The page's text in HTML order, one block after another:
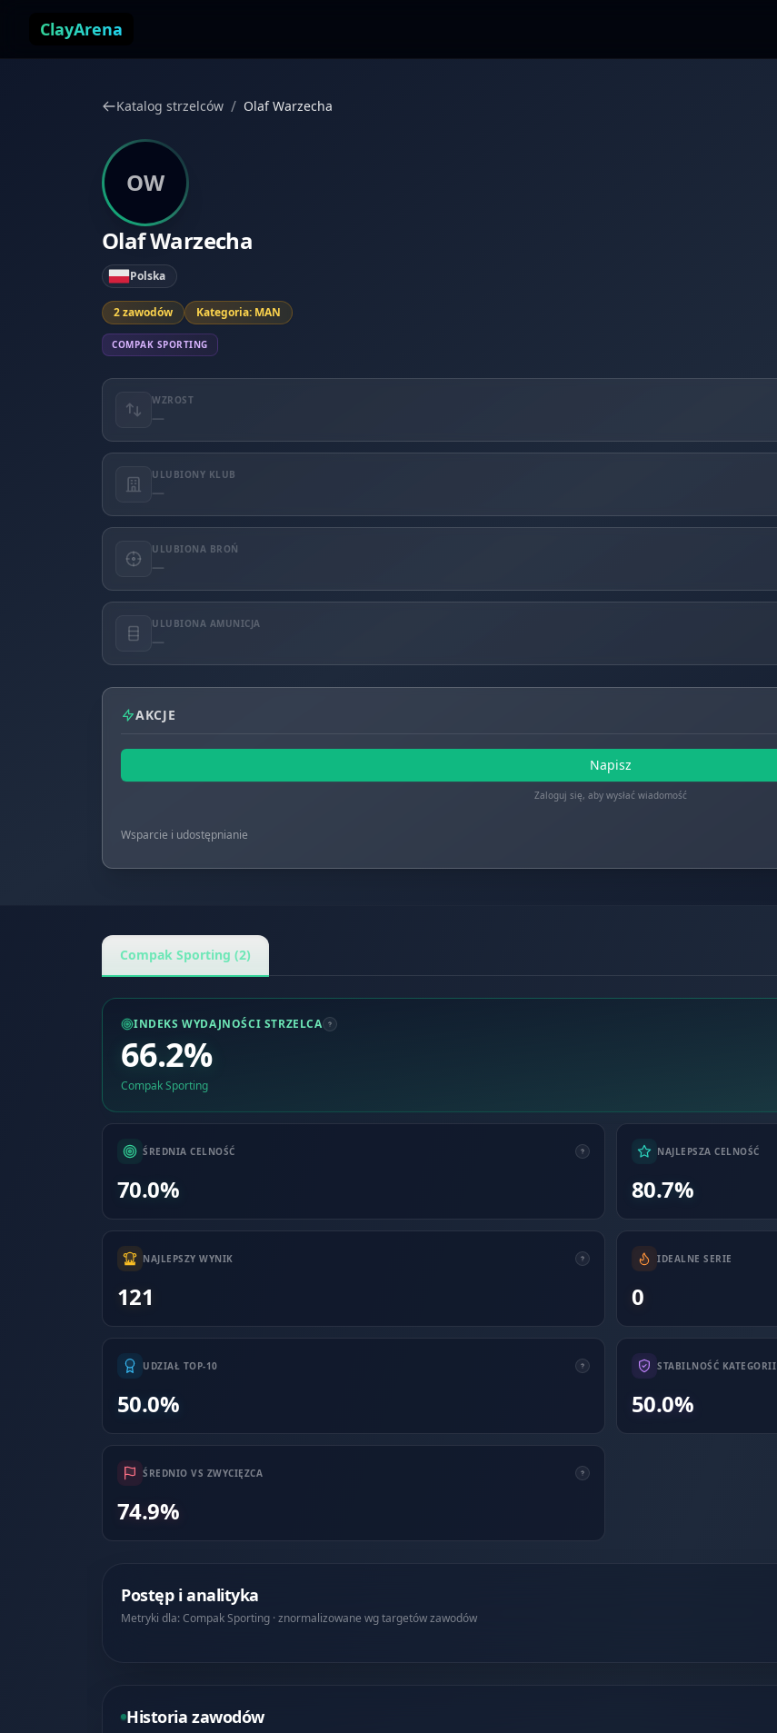
ClayArena
Katalog strzelców / Olaf Warzecha
OW
Olaf Warzecha
Polska
2 zawodów Kategoria: MAN
COMPAK SPORTING
WZROST
—
ULUBIONY KLUB
—
ULUBIONA BROŃ
—
ULUBIONA AMUNICJA
—
AKCJE
Napisz
Zaloguj się, aby wysłać wiadomość
Wsparcie i udostępnianie
Compak Sporting (2)
INDEKS WYDAJNOŚCI STRZELCA
66.2%
Compak Sporting
ŚREDNIA CELNOŚĆ
70.0%
NAJLEPSZA CELNOŚĆ
80.7%
NAJLEPSZY WYNIK
121
IDEALNE SERIE
0
UDZIAŁ TOP-10
50.0%
STABILNOŚĆ KATEGORII
50.0%
ŚREDNIO VS ZWYCIĘZCA
74.9%
Postęp i analityka
Metryki dla: Compak Sporting · znormalizowane wg targetów zawodów
Historia zawodów